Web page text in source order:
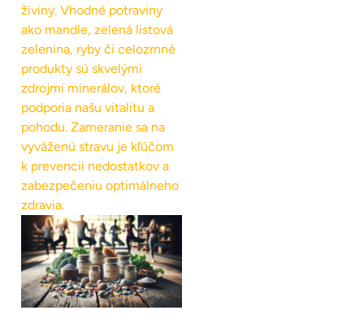
živiny. Vhodné potraviny
ako mandle, zelená listová
zelenina, ryby či celozrnné
produkty sú skvelými
zdrojmi minerálov, ktoré
podporia našu vitalitu a
pohodu. Zameranie sa na
vyváženú stravu je kľúčom
k prevencii nedostatkov a
zabezpečeniu optimálneho
zdravia.